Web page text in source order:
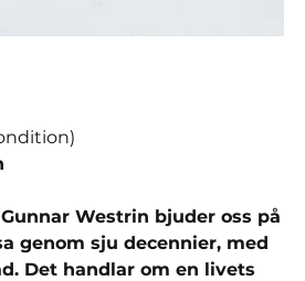
Westrin bjuder oss på
genom sju decennier, med
Det handlar om en livets